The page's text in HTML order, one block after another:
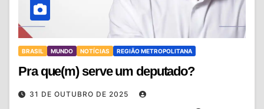
BRASIL MUNDO NOTÍCIAS REGIÃO METROPOLITANA
Pra que(m) serve um deputado?
31 DE OUTUBRO DE 2025